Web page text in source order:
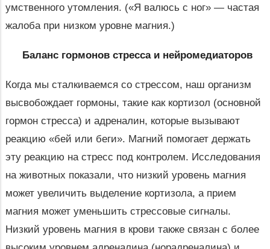
умственного утомления. («Я валюсь с ног» — частая
жалоба при низком уровне магния.)
Баланс гормонов стресса и нейромедиаторов
Когда мы сталкиваемся со стрессом, наш организм
высвобождает гормоны, такие как кортизол (основной
гормон стресса) и адреналин, которые вызывают
реакцию «бей или беги». Магний помогает держать
эту реакцию на стресс под контролем. Исследования
на животных показали, что низкий уровень магния
может увеличить выделение кортизола, а прием
магния может уменьшить стрессовые сигналы.
Низкий уровень магния в крови также связан с более